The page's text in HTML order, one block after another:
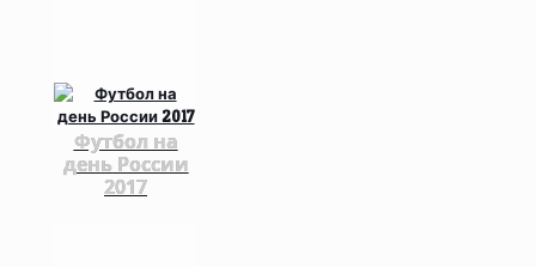
Футбол на
день России
2017